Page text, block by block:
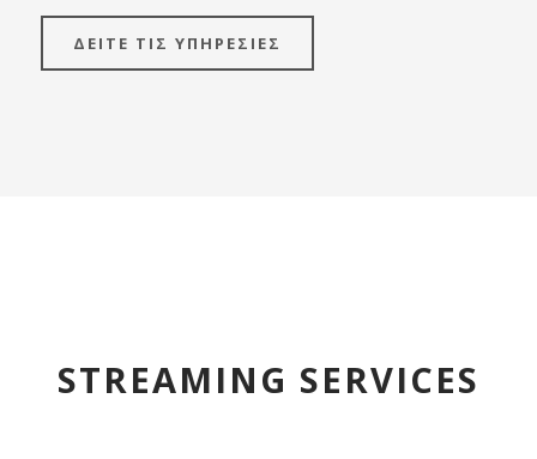
ΔΕΙΤΕ ΤΙΣ ΥΠΗΡΕΣΙΕΣ
STREAMING SERVICES